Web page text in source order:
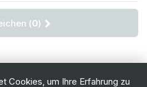
(0)
Cookies, um Ihre Erfahrung zu